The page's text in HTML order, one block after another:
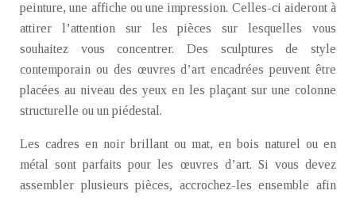
peinture, une affiche ou une impression. Celles-ci aideront à
attirer l’attention sur les pièces sur lesquelles vous
souhaitez vous concentrer. Des sculptures de style
contemporain ou des œuvres d’art encadrées peuvent être
placées au niveau des yeux en les plaçant sur une colonne
structurelle ou un piédestal.
Les cadres en noir brillant ou mat, en bois naturel ou en
métal sont parfaits pour les œuvres d’art. Si vous devez
assembler plusieurs pièces, accrochez-les ensemble afin